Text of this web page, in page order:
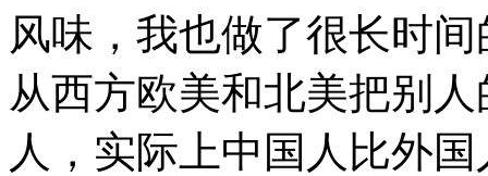
风味，我也做了很长时
从西方欧美和北美把别
人，实际上中国人比外